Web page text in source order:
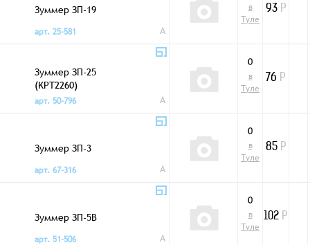
Зуммер ЗП-19
арт. 25-581
A
в
Туле
93 Р
Зуммер ЗП-25
(KPT2260)
арт. 50-796
A
0
в
Туле
76 Р
Зуммер ЗП-3
арт. 67-316
A
0
в
Туле
85 Р
Зуммер ЗП-5В
арт. 51-506
A
0
в
Туле
102 Р